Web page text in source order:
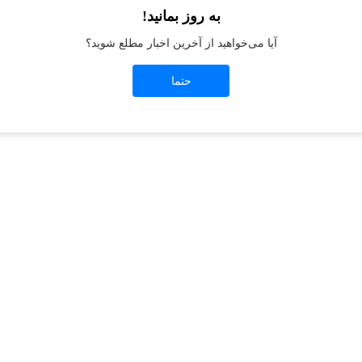
-side exception has occurred while loading jeanswest.ir(see the
به روز بمانید!
آیا می‌خواهید از آخرین اخبار مطلع شوید؟
حتما